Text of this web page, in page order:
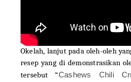
Okelah, lanjut pada oleh-oleh
resep yang di demonstrasikan
tersebut “Cashews Chili